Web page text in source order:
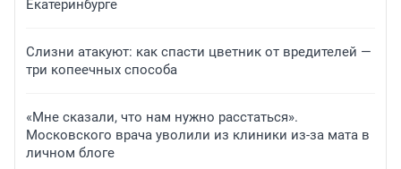
Екатеринбурге
Слизни атакуют: как спасти цветник от вредителей —
три копеечных способа
«Мне сказали, что нам нужно расстаться».
Московского врача уволили из клиники из-за мата в
личном блоге